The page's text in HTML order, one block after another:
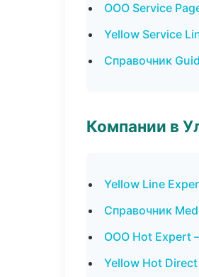
ООО Service
Yellow Service
Справочник
Компании в
Yellow Line
Справочник
ООО Hot Expert
Yellow Hot